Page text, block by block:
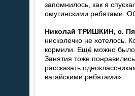
запомнилось, как я
омутинскими ребятами.
Николай ТРИШКИН, с.
нисколечко не хотелось.
кормили. Ещё можно было
Занятия тоже
рассказать
вагайскими ребятами».